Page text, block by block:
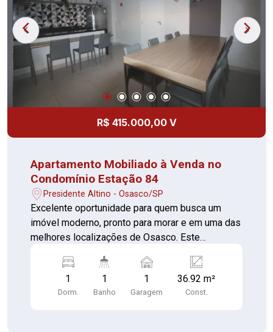
R$ 415.000,00 V
Apartamento Mobiliado à Venda no
Condomínio Estação 84
Presidente Altino - Osasco/SP
Excelente oportunidade para quem busca um
imóvel moderno, pronto para morar e em uma das
melhores localizações de Osasco. Este
acabamento, além de estar a apenas 600 metros
da Estação Osasco, proporcionando fácil acesso
ao transporte público e às principais vias da
1
Dorm.
1
Banho
1
Garagem
36.92 m²
Const.